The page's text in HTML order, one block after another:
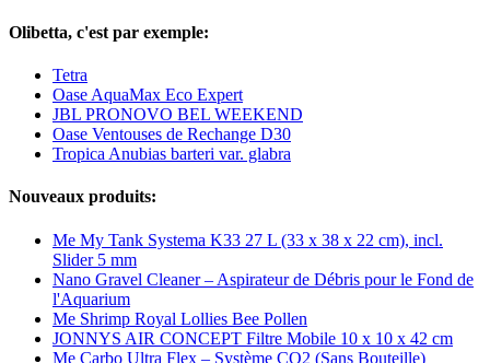
Olibetta, c'est par exemple:
Tetra
Oase AquaMax Eco Expert
JBL PRONOVO BEL WEEKEND
Oase Ventouses de Rechange D30
Tropica Anubias barteri var. glabra
Nouveaux produits:
Me My Tank Systema K33 27 L (33 x 38 x 22 cm), incl.
Slider 5 mm
Nano Gravel Cleaner – Aspirateur de Débris pour le Fond de
l'Aquarium
Me Shrimp Royal Lollies Bee Pollen
JONNYS AIR CONCEPT Filtre Mobile 10 x 10 x 42 cm
Me Carbo Ultra Flex – Système CO2 (Sans Bouteille)